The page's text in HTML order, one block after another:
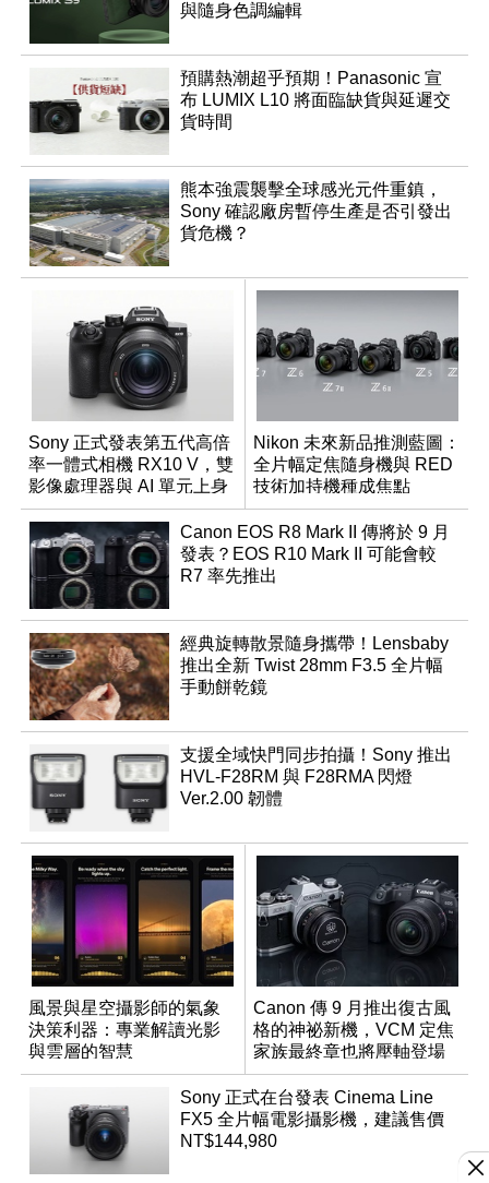
與隨身色調編輯
預購熱潮超乎預期！Panasonic 宣
布 LUMIX L10 將面臨缺貨與延遲交
貨時間
熊本強震襲擊全球感光元件重鎮，
Sony 確認廠房暫停生產是否引發出
貨危機？
Sony 正式發表第五代高倍
率一體式相機 RX10 V，雙
影像處理器與 AI 單元上身
Nikon 未來新品推測藍圖：
全片幅定焦隨身機與 RED
技術加持機種成焦點
Canon EOS R8 Mark II 傳將於 9 月
發表？EOS R10 Mark II 可能會較
R7 率先推出
經典旋轉散景隨身攜帶！Lensbaby
推出全新 Twist 28mm F3.5 全片幅
手動餅乾鏡
支援全域快門同步拍攝！Sony 推出
HVL-F28RM 與 F28RMA 閃燈
Ver.2.00 韌體
風景與星空攝影師的氣象
決策利器：專業解讀光影
與雲層的智慧
App「Atmos」登場
Canon 傳 9 月推出復古風
格的神祕新機，VCM 定焦
家族最終章也將壓軸登場
Sony 正式在台發表 Cinema Line
FX5 全片幅電影攝影機，建議售價
NT$144,980